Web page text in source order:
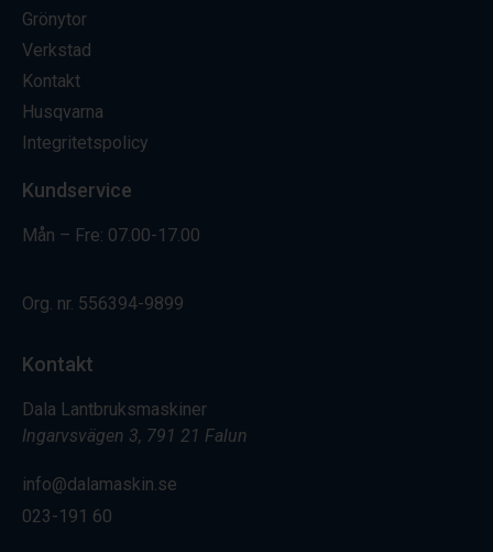
Grönytor
Verkstad
Kontakt
Husqvarna
Integritetspolicy
Kundservice
Mån – Fre: 07.00-17.00
Org. nr. 556394-9899
Kontakt
Dala Lantbruksmaskiner
Ingarvsvägen 3, 791 21 Falun
info@dalamaskin.se
023-191 60